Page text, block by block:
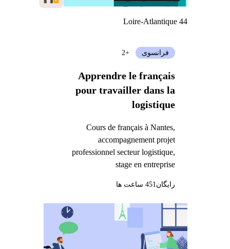
Loire-Atlantique 44
Apprendre le français
pour travailler dans la
logistique
Cours de français à Nantes,
accompagnement projet
professionnel secteur logistique,
stage en entreprise
فرانسوی +2
رایگان451 ساعت ها